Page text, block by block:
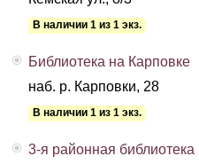
В наличии 1 из 1 экз.
Библиотека на Карповке
наб. р. Карповки, 28
В наличии 1 из 1 экз.
3-я районная библиотека